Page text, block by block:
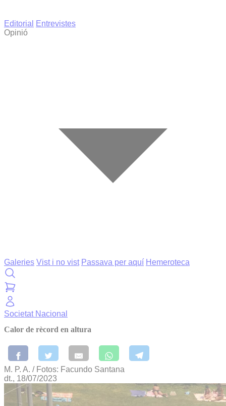
Editorial
Entrevistes
Opinió
Galeries Vist i no vist Passava per aquí Hemeroteca
Societat Nacional
Calor de rècord en altura
M. P. A. / Fotos: Facundo Santana
dt., 18/07/2023